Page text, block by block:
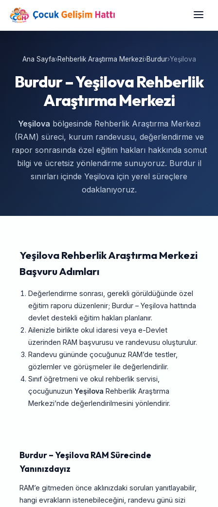
Ana Sayfa›Rehberlik Araştırma Merkezi›Burdur›Yeşilova
Burdur – Yeşilova Rehberlik
Araştırma Merkezi
Yeşilova bölgesinde Rehberlik Araştırma Merkezi
(RAM) süreci, kurum randevusu, değerlendirme ve
rapor sonrasında özel eğitim hakları hakkında somut
bilgi ve ücretsiz yönlendirme sunuyoruz. Burdur il
sınırları içinde Yeşilova için yerel süreçlere
odaklanıyoruz.
Yeşilova Rehberlik Araştırma Merkezi
Başvuru Adımları
Değerlendirme sonrası, gerekli görüldüğünde özel
eğitim raporu düzenlenir; Burdur – Yeşilova hattında
devlet destekli eğitim hakları planlanır.
Ailenizle birlikte okul idaresi veya e-Devlet
üzerinden RAM başvurusu ve randevusu oluşturulur.
Randevu gününde çocuğunuz RAM’de testler,
gözlemler ve görüşmeler ile değerlendirilir.
Sınıf öğretmeni ve okul rehberlik servisi,
çocuğunuzun Yeşilova Rehberlik Araştırma
Merkezi’nde değerlendirilmesini yönlendirir.
Burdur – Yeşilova RAM Sürecinde
Yanınızdayız
RAM’e gitmeden önce aklınızdaki soruları yanıtlayabilir,
hangi evrakların istenebileceğini, randevu günü sizi